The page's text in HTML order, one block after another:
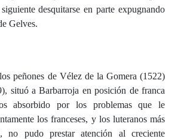
desquitarse en parte expugnando
Gelves.
peñones de Vélez de la Gomera (1522)
situó a Barbarroja en posición de franca
absorbido por los problemas que le
los franceses, y los luteranos más
no pudo prestar atención al creciente